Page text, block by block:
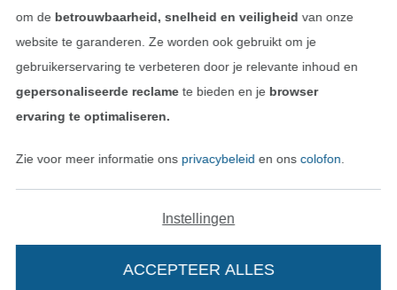
Betalen met
om de betrouwbaarheid, snelheid en veiligheid van onze
website te garanderen. Ze worden ook gebruikt om je
gebruikerservaring te verbeteren door je relevante inhoud en
gepersonaliseerde reclamete bieden en je browser
ervaring te optimaliseren.
Zie voor meer informatie ons privacybeleid en ons colofon
Instellingen
ACCEPTEER ALLES